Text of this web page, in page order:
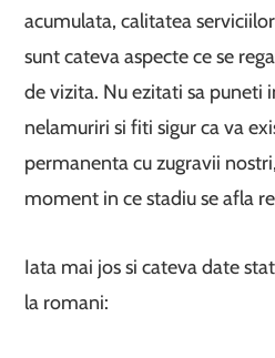
acumulata, calitatea
sunt cateva aspecte ce se
de vizita. Nu ezitati sa puneti
nelamuriri si fiti sigur ca va
permanenta cu zugravii
moment in ce stadiu se afla
Iata mai jos si cateva date
la romani: